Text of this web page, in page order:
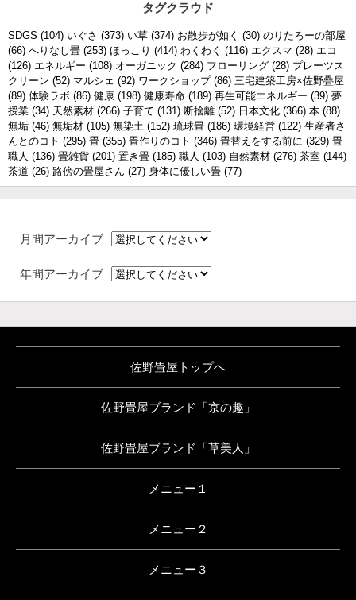
タグクラウド
SDGS (104) いぐさ (373) い草 (374) お散歩が如く (30) のりたろーの部屋
(66) へりなし畳 (253) ほっこり (414) わくわく (116) エクスマ (28) エコ
(126) エネルギー (108) オーガニック (284) フローリング (28) プレーツス
クリーン (52) マルシェ (92) ワークショップ(86) 三宅建築工房×佐野疊屋
(89) 体験ラボ (86) 健康 (198) 健康寿命 (189) 再生可能エネルギー (39) 夢
授業 (34) 天然素材 (266) 子育て (131) 断捨離 (52) 日本文化 (366) 本 (88)
無垢 (46) 無垢材 (105) 無染土 (152) 琉球畳 (186) 環境経営 (122) 生産者さ
んとのコト (295) 畳 (355) 畳作りのコト (346) 畳替えをする前に (329) 畳
職人 (136) 畳雑貨 (201) 置き畳 (185) 職人 (103) 自然素材 (276) 茶室 (144)
茶道 (26) 路傍の畳屋さん (27) 身体に優しい畳 (77)
月間アーカイブ
年間アーカイブ
佐野畳屋トップへ
佐野畳屋ブランド「京の趣」
佐野畳屋ブランド「草美人」
メニュー１
メニュー２
メニュー３